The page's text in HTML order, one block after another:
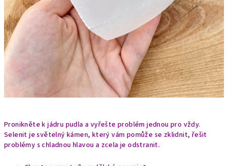
Pronikněte k jádru pudla a vyřešte problém jednou pro vždy.
Selenit je světelný kámen, který vám pomůže se zklidnit, řešit
problémy s chladnou hlavou a zcela je odstranit.